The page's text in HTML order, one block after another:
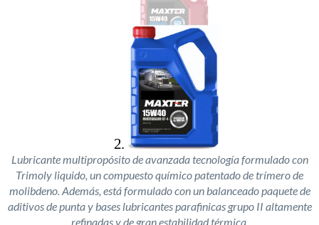
Lubricante multipropósito de avanzada tecnología formulado con
Trimoly liquido, un compuesto químico patentado de trímero de
molibdeno. Además, está formulado con un balanceado paquete de
aditivos de punta y bases lubricantes parafinicas grupo II altamente
refinadas y de gran estabilidad térmica.